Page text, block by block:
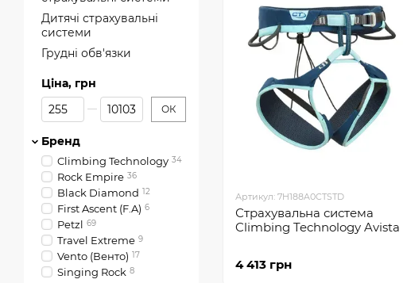
Артикул: 7H188A0CTSTD
Страхувальна система
Climbing Technology Avista
4 413 грн
Дитячі страхувальні
системи
Грудні обв'язки
Ціна, грн
Від Ціна, грн
До Ціна, грн ОК
Бренд
Climbing Technology 34
Rock Empire 36
Black Diamond 12
First Ascent (F.A) 6
Petzl 69
Travel Extreme 9
Vento (Венто) 17
Singing Rock 8